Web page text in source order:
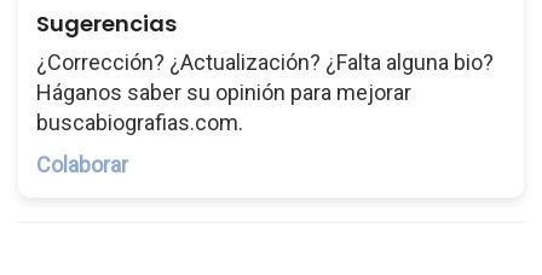
Sugerencias
¿Corrección? ¿Actualización? ¿Falta alguna bio?
Háganos saber su opinión para mejorar
buscabiografias.com.
Colaborar